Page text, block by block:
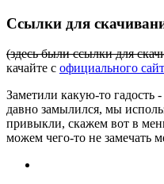
Ссылки для
(здесь были ссылки для
качайте с официального
Заметили какую-то гадость
давно замылился, мы
привыкли, скажем вот в
можем чего-то не замечать